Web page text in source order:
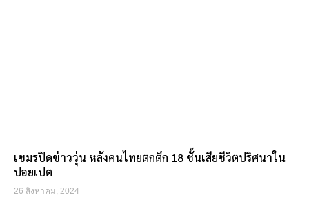
เขมรปิดข่าววุ่น หลังคนไทยตกตึก 18 ชั้นเสียชีวิตปริศนาใน
ปอยเปต
26 สิงหาคม, 2024